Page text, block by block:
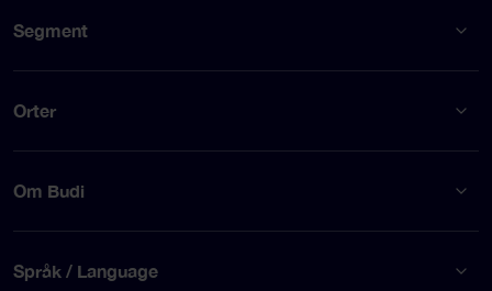
Segment
Orter
Om Budi
Språk / Language